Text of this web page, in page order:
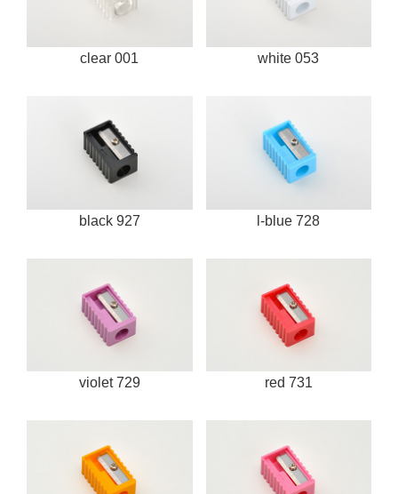
clear 001 white 053
black 927 l-blue 728
violet 729 red 731